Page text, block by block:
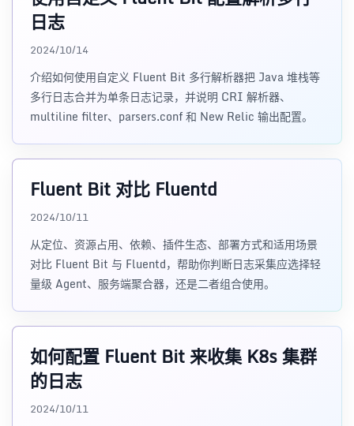
日志
2024/10/14
介绍如何使用自定义 Fluent Bit 多行解析器把 Java 堆栈等
多行日志合并为单条日志记录，并说明 CRI 解析器、
multiline filter、parsers.conf 和 New Relic 输出配置。
Fluent Bit 对比 Fluentd
2024/10/11
从定位、资源占用、依赖、插件生态、部署方式和适用场景
对比 Fluent Bit 与 Fluentd，帮助你判断日志采集应选择轻
量级 Agent、服务端聚合器，还是二者组合使用。
如何配置 Fluent Bit 来收集 K8s 集群
的日志
2024/10/11